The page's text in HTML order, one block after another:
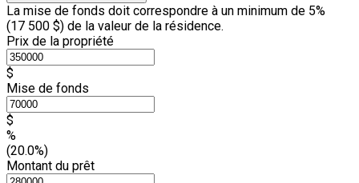
La mise de fonds doit correspondre à un minimum de 5%
(17 500 $) de la valeur de la résidence.
Prix de la propriété
$
Mise de fonds
$
%
(20.0%)
Montant du prêt